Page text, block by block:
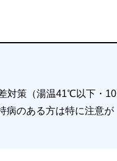
対策（湯温41℃以下・10
病のある方は特に注意が